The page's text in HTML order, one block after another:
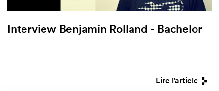
Interview Benjamin Rolland - Bachelor
Lire l'article